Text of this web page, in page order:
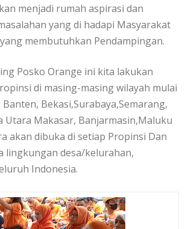
menjadi rumah aspirasi dan
yang di hadapi Masyarakat
membutuhkan Pendampingan.
Posko Orange ini kita lakukan
di masing-masing wilayah mulai
Bekasi,Surabaya,Semarang,
Utara Makasar, Banjarmasin,Maluku
akan dibuka di setiap Propinsi Dan
lingkungan desa/kelurahan,
Indonesia.